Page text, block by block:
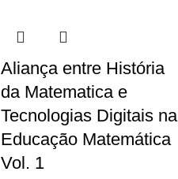
Aliança entre História
da Matematica e
Tecnologias Digitais na
Educação Matemática
Vol. 1